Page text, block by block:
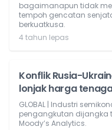
bagaimanapun tidak
tempoh gencatan
berkuatkusa.
4 tahun lepas
Konflik Rusia-
lonjak harga
GLOBAL | Industri
pengangkutan dijangka
Moody’s Analytics.